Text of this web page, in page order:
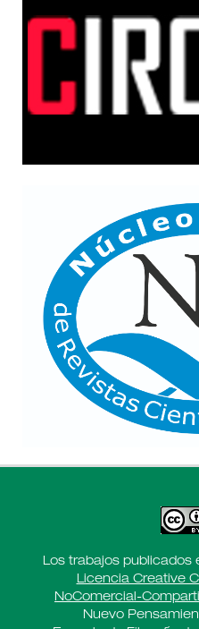
Los trabajos publicados
Licencia Creative
NoComercial-
Nuevo